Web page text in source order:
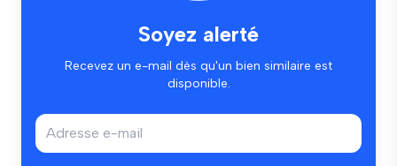
Soyez alerté
Recevez un e-mail dès qu'un bien similaire est
disponible.